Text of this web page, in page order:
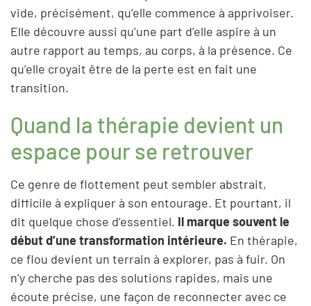
vide, précisément, qu’elle commence à apprivoiser.
Elle découvre aussi qu’une part d’elle aspire à un
autre rapport au temps, au corps, à la présence. Ce
qu’elle croyait être de la perte est en fait une
transition.
Quand la thérapie devient un
espace pour se retrouver
Ce genre de flottement peut sembler abstrait,
difficile à expliquer à son entourage. Et pourtant, il
dit quelque chose d’essentiel. Il marque souvent le
début d’une transformation intérieure. En thérapie,
ce flou devient un terrain à explorer, pas à fuir. On
n’y cherche pas des solutions rapides, mais une
écoute précise, une façon de reconnecter avec ce